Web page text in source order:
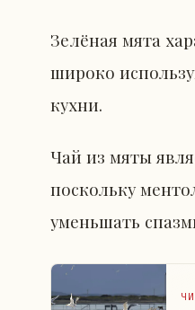
Зелёная мята
широко
кухни.
Чай из мяты
поскольку
уменьшать